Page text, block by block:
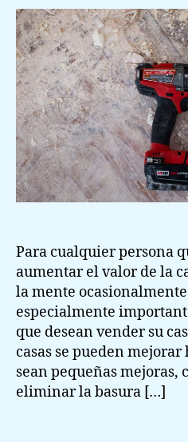
Para cualquier persona
aumentar el valor de la
la mente
especialmente
que desean vender su
casas se pueden
sean pequeñas mejoras,
eliminar la basura […]